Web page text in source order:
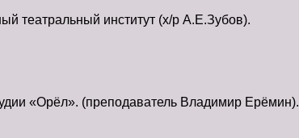
театральный институт (х/р А.Е.Зубов).
«Орёл». (преподаватель Владимир Ерёмин).